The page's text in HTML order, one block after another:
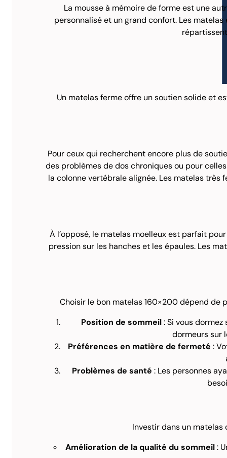
La mousse à mémoire de forme est une
personnalisé et un grand confort. Les
Un matelas ferme offre un soutien solide et
Pour ceux qui recherchent encore plus de
des problèmes de dos chroniques ou pour
la colonne vertébrale alignée. Les matelas
À l’opposé, le matelas moelleux est parfait
pression sur les hanches et les épaules. Les
Choisir le bon matelas 160×200 dépend de
Position de sommeil: Si vous dormez
dormeurs sur
Préférences en matière de fermeté :
Problèmes de santé : Les personnes
Investir dans un
Amélioration de la qualité du sommeil: